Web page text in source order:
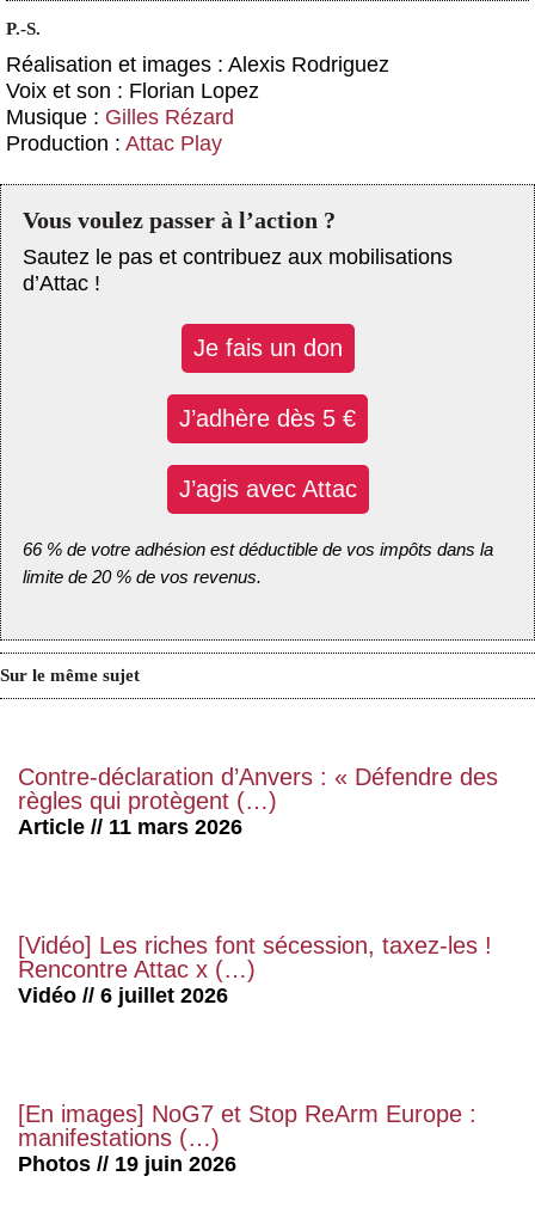
P.-S.
Réalisation et images : Alexis Rodriguez
Voix et son : Florian Lopez
Musique : Gilles Rézard
Production : Attac Play
Vous voulez passer à l’action ?
Sautez le pas et contribuez aux mobilisations
d’Attac !
Je fais un don
J’adhère dès 5 €
J’agis avec Attac
66 % de votre adhésion est déductible de vos impôts dans la
limite de 20 % de vos revenus.
Sur le même sujet
Contre-déclaration d’Anvers : « Défendre des
règles qui protègent (…)
Article // 11 mars 2026
[Vidéo] Les riches font sécession, taxez-les !
Rencontre Attac x (…)
Vidéo // 6 juillet 2026
[En images] NoG7 et Stop ReArm Europe :
manifestations (…)
Photos // 19 juin 2026